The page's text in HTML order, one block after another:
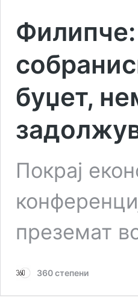
буџет,
Покрај
преземат
360 степени